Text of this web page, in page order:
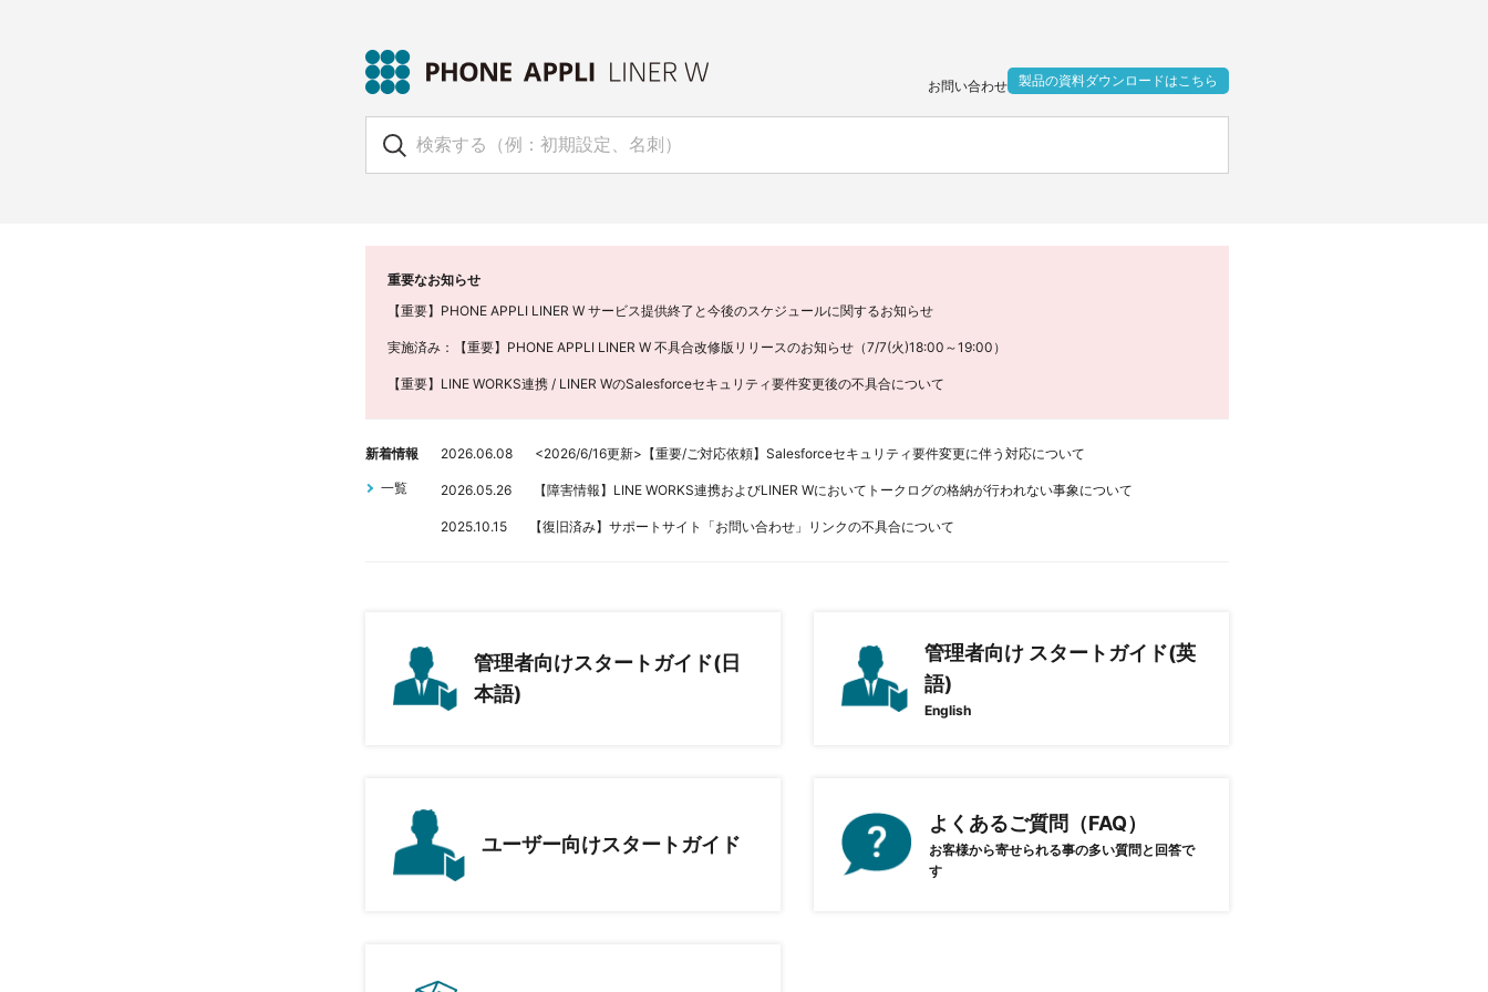
お問い合わせ 製品の資料ダウンロードはこちら
重要なお知らせ
【重要】PHONE APPLI LINER W サービス提供終了と今後のスケジュールに関するお知らせ
実施済み：【重要】PHONE APPLI LINER W 不具合改修版リリースのお知らせ（7/7(火)18:00～19:00）
【重要】LINE WORKS連携 / LINER WのSalesforceセキュリティ要件変更後の不具合について
新着情報
一覧
2026.06.08 <2026/6/16更新>【重要/ご対応依頼】Salesforceセキュリティ要件変更に伴う対応について
2026.05.26 【障害情報】LINE WORKS連携およびLINER Wにおいてトークログの格納が行われない事象について
2025.10.15 【復旧済み】サポートサイト「お問い合わせ」リンクの不具合について
管理者向けスタートガイド(日
本語)
管理者向け スタートガイド(英
語)
English
ユーザー向けスタートガイド
よくあるご質問（FAQ）
お客様から寄せられる事の多い質問と回答で
す